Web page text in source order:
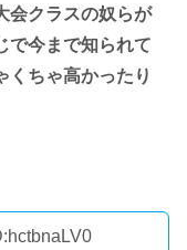
会クラスの奴らが
で今まで知られて
くちゃ高かったり